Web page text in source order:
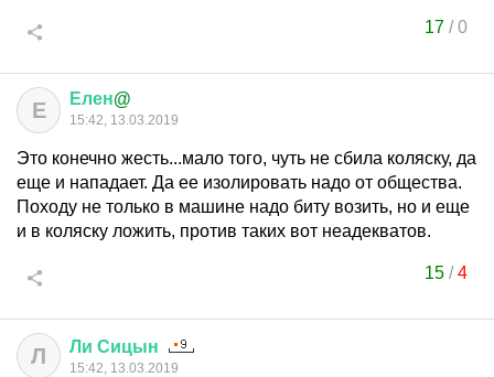
17 /0
Е Елен@
15:42, 13.03.2019
Это конечно жесть...мало того, чуть не сбила коляску, да
еще и нападает. Да ее изолировать надо от общества.
Походу не только в машине надо биту возить, но и еще
и в коляску ложить, против таких вот неадекватов.
15 /4
Л Ли Сицын
15:42, 13.03.2019